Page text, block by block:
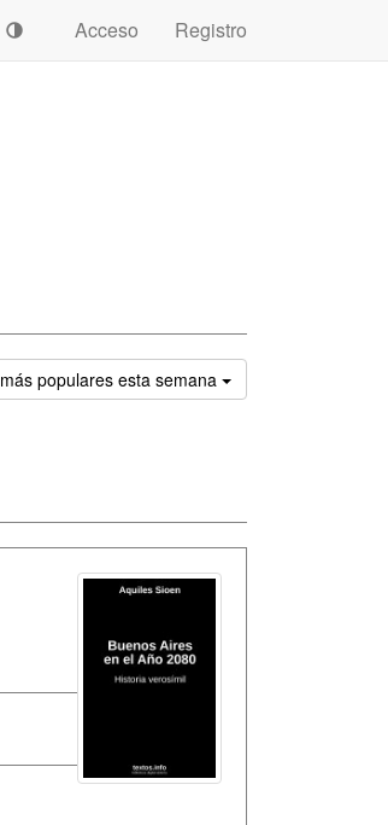
Acceso
Registro
más populares esta semana Ordenar